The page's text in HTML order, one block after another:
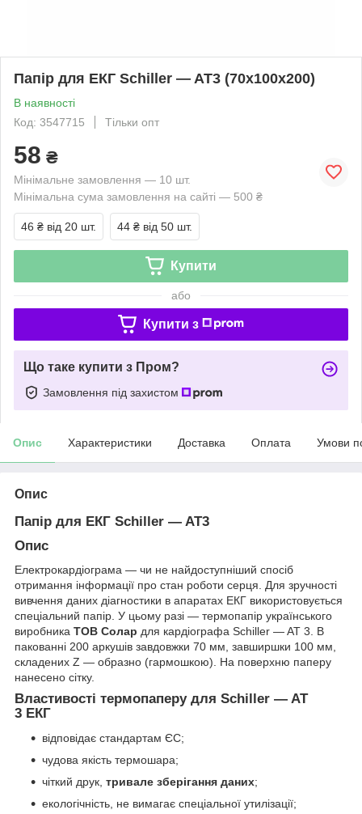
Папір для ЕКГ Schiller — AT3 (70x100x200)
В наявності
Код: 3547715
Тільки опт
58 ₴
Мінімальне замовлення — 10 шт.
Мінімальна сума замовлення на сайті — 500 ₴
46 ₴ від 20 шт. 44 ₴ від 50 шт.
Купити
або
Купити з
Що таке купити з Пром?
Замовлення під захистом
Опис Характеристики Доставка Оплата Умови
Опис
Папір для ЕКГ Schiller — AT3
Опис
Електрокардіограма — чи не найдоступніший спосіб
отримання інформації про стан роботи серця. Для зручності
вивчення даних діагностики в апаратах ЕКГ використовується
спеціальний папір. У цьому разі — термопапір українського
виробника ТОВ Солар для кардіографа Schiller — AT 3. В
пакованні 200 аркушів завдовжки 70 мм, завширшки 100 мм,
складених Z — образно (гармошкою). На поверхню паперу
нанесено сітку.
Властивості термопаперу для Schiller — AT
3 ЕКГ
відповідає стандартам ЄС;
чудова якість термошара;
чіткий друк, тривале зберігання даних;
екологічність, не вимагає спеціальної утилізації;